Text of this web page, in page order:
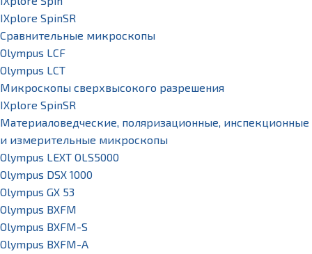
IXplore SpinSR
Сравнительные микроскопы
Olympus LCF
Olympus LCT
Микроскопы сверхвысокого разрешения
IXplore SpinSR
Материаловедческие, поляризационные, инспекционные
и измерительные микроскопы
Olympus LEXT OLS5000
Olympus DSX 1000
Olympus GX 53
Olympus BXFM
Olympus BXFM-S
Olympus BXFM-A